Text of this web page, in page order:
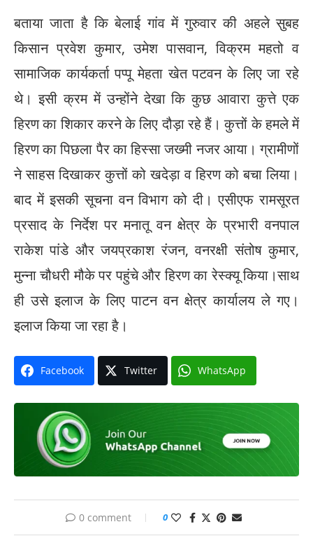
बताया जाता है कि बेलाई गांव में गुरुवार की अहले सुबह
किसान प्रवेश कुमार, उमेश पासवान, विक्रम महतो व
सामाजिक कार्यकर्ता पप्पू मेहता खेत पटवन के लिए जा रहे
थे। इसी क्रम में उन्होंने देखा कि कुछ आवारा कुत्ते एक
हिरण का शिकार करने के लिए दौड़ा रहे हैं। कुत्तों के हमले में
हिरण का पिछला पैर का हिस्सा जख्मी नजर आया। ग्रामीणों
ने साहस दिखाकर कुत्तों को खदेड़ा व हिरण को बचा लिया।
बाद में इसकी सूचना वन विभाग को दी। एसीएफ रामसूरत
प्रसाद के निर्देश पर मनातू वन क्षेत्र के प्रभारी वनपाल
राकेश पांडे और जयप्रकाश रंजन, वनरक्षी संतोष कुमार,
मुन्ना चौधरी मौके पर पहुंचे और हिरण का रेस्क्यू किया।साथ
ही उसे इलाज के लिए पाटन वन क्षेत्र कार्यालय ले गए।
इलाज किया जा रहा है।
Facebook Twitter WhatsApp
0 comment 0